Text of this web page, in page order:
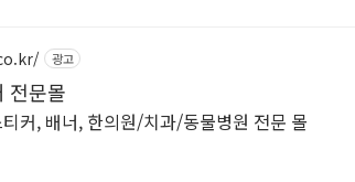
광고
전문몰
커, 배너, 한의원/치과/동물병원 전문 몰